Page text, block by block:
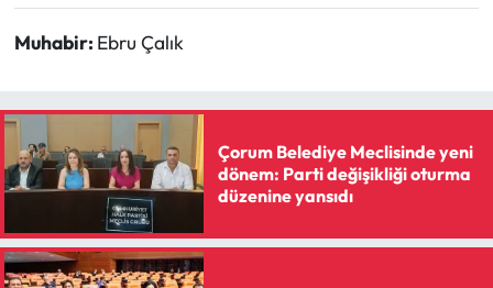
Muhabir: Ebru Çalık
Çorum Belediye Meclisinde yeni
dönem: Parti değişikliği oturma
düzenine yansıdı